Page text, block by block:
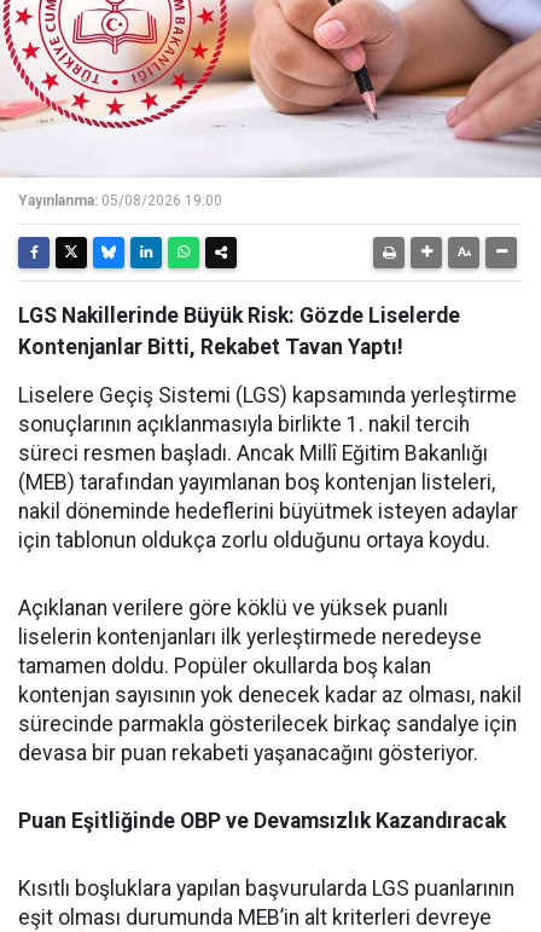
Yayınlanma: 05/08/2026 19:00
LGS Nakillerinde Büyük Risk: Gözde Liselerde
Kontenjanlar Bitti, Rekabet Tavan Yaptı!
Liselere Geçiş Sistemi (LGS) kapsamında yerleştirme
sonuçlarının açıklanmasıyla birlikte 1. nakil tercih
süreci resmen başladı. Ancak Millî Eğitim Bakanlığı
(MEB) tarafından yayımlanan boş kontenjan listeleri,
nakil döneminde hedeflerini büyütmek isteyen adaylar
için tablonun oldukça zorlu olduğunu ortaya koydu.
Açıklanan verilere göre köklü ve yüksek puanlı
liselerin kontenjanları ilk yerleştirmede neredeyse
tamamen doldu. Popüler okullarda boş kalan
kontenjan sayısının yok denecek kadar az olması, nakil
sürecinde parmakla gösterilecek birkaç sandalye için
devasa bir puan rekabeti yaşanacağını gösteriyor.
Puan Eşitliğinde OBP ve Devamsızlık Kazandıracak
Kısıtlı boşluklara yapılan başvurularda LGS puanlarının
eşit olması durumunda MEB’in alt kriterleri devreye